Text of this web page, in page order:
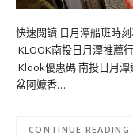
快速閱讀 日月潭船班時
KLOOK南投日月潭推薦
Klook優惠碼 南投日月
盆阿嬤香…
CONTINUE READING